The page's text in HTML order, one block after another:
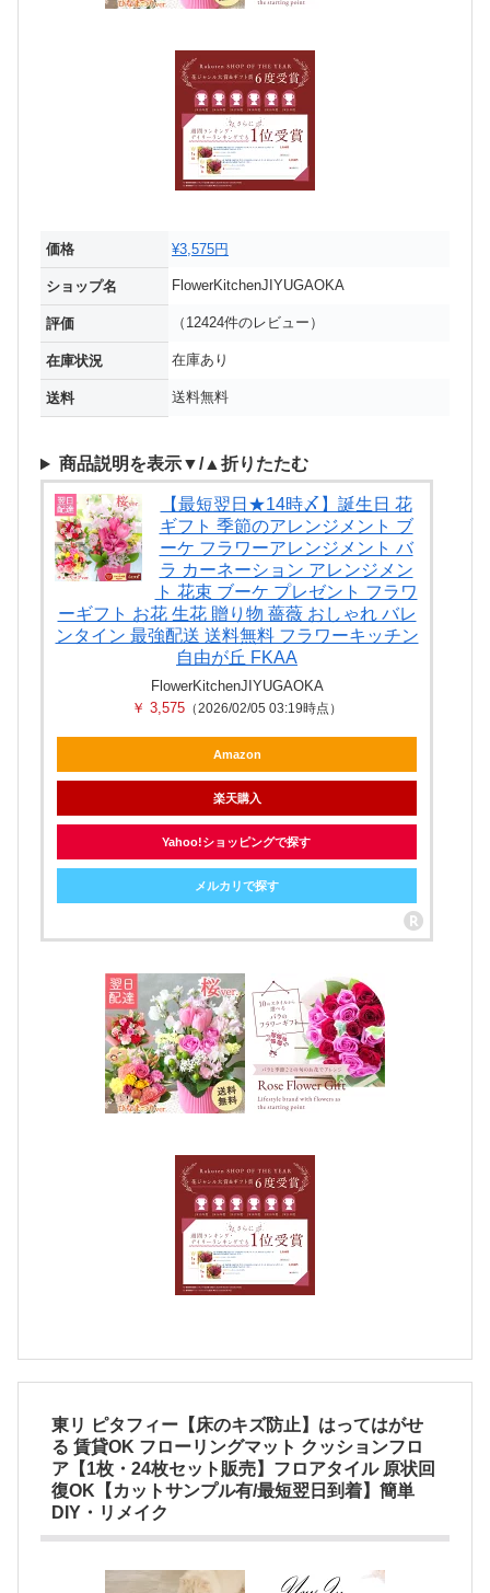
価格 ¥3,575円
ショップ名 FlowerKitchenJIYUGAOKA
評価 （12424件のレビュー）
在庫状況 在庫あり
送料 送料無料
商品説明を表示▼/▲折りたたむ
【最短翌日★14時〆】誕生日 花
ギフト 季節のアレンジメント ブ
ーケ フラワーアレンジメント バ
ラ カーネーション アレンジメン
ト 花束 ブーケ プレゼント フラワ
ーギフト お花 生花 贈り物 薔薇 おしゃれ バレ
ンタイン 最強配送 送料無料 フラワーキッチン
自由が丘 FKAA
FlowerKitchenJIYUGAOKA
￥ 3,575 （2026/02/05 03:19時点）
Amazon
楽天購入
Yahoo!ショッピングで探す
メルカリで探す
東リ ピタフィー【床のキズ防止】はってはがせ
る 賃貸OK フローリングマット クッションフロ
ア【1枚・24枚セット販売】フロアタイル 原状回
復OK【カットサンプル有/最短翌日到着】簡単
DIY・リメイク